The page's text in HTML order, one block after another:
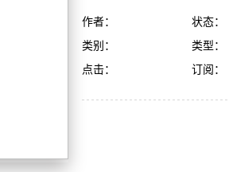
作者：
状态：
类别：
类型：
点击：
订阅：